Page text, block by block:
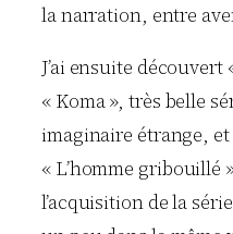
la narration, entre
J’ai ensuite découvert
« Koma », très belle
imaginaire étrange,
« L’homme gribouillé
l’acquisition de la